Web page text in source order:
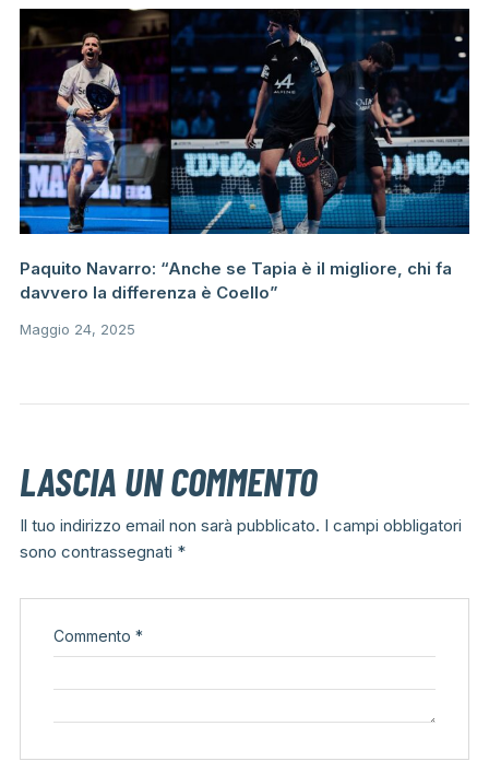
Paquito Navarro: “Anche se Tapia è il migliore, chi fa
davvero la differenza è Coello”
Maggio 24, 2025
LASCIA UN COMMENTO
Il tuo indirizzo email non sarà pubblicato. I campi obbligatori
sono contrassegnati *
Commento *